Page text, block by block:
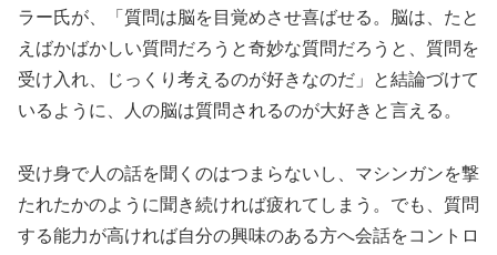
ラー氏が、「質問は脳を目覚めさせ喜ばせる。脳は、たと
えばかばかしい質問だろうと奇妙な質問だろうと、質問を
受け入れ、じっくり考えるのが好きなのだ」と結論づけて
いるように、人の脳は質問されるのが大好きと言える。
受け身で人の話を聞くのはつまらないし、マシンガンを撃
たれたかのように聞き続ければ疲れてしまう。でも、質問
する能力が高ければ自分の興味のある方へ会話をコントロ